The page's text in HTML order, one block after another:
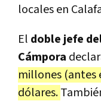
locales en
El doble jefe
Cámpora
millones (antes
dólares.